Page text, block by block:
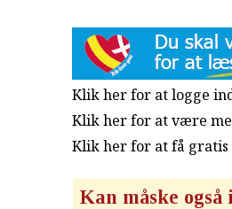
Klik her for at logge
Klik her for at være
Klik her for at få gratis
Kan måske også